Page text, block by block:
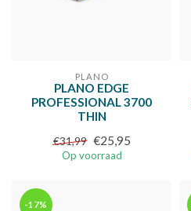
PLANO
PLANO EDGE
PROFESSIONAL 3700
THIN
€31,99 €25,95
Op voorraad
-17%